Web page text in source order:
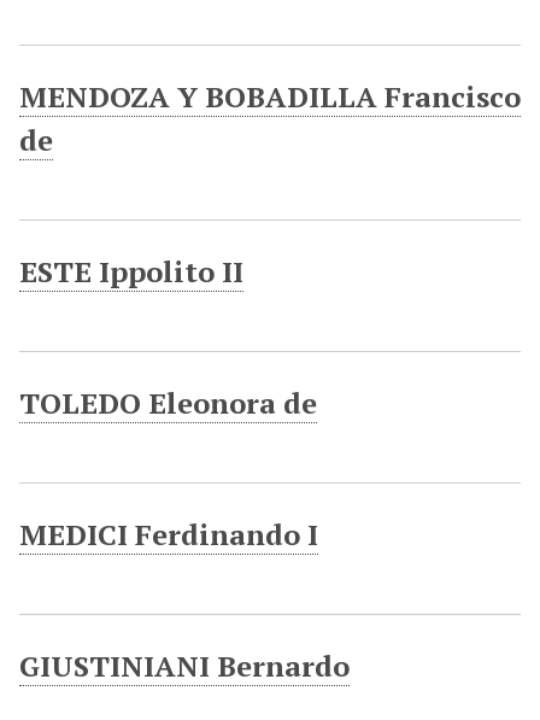
MENDOZA Y BOBADILLA Francisco
de
ESTE Ippolito II
TOLEDO Eleonora de
MEDICI Ferdinando I
GIUSTINIANI Bernardo